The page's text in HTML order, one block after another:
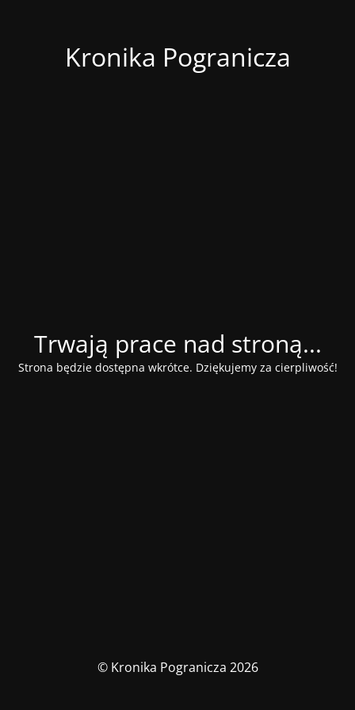
Kronika Pogranicza
Trwają prace nad stroną...
Strona będzie dostępna wkrótce. Dziękujemy za cierpliwość!
© Kronika Pogranicza 2026